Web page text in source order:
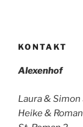
KONTAKT
Alexenhof
Laura & Simon
Heike &